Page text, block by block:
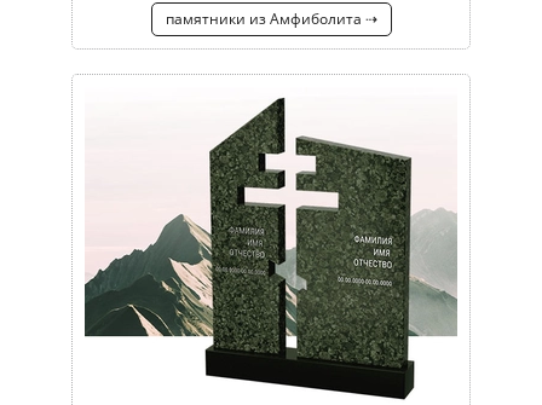
памятники из Амфиболита ⇢